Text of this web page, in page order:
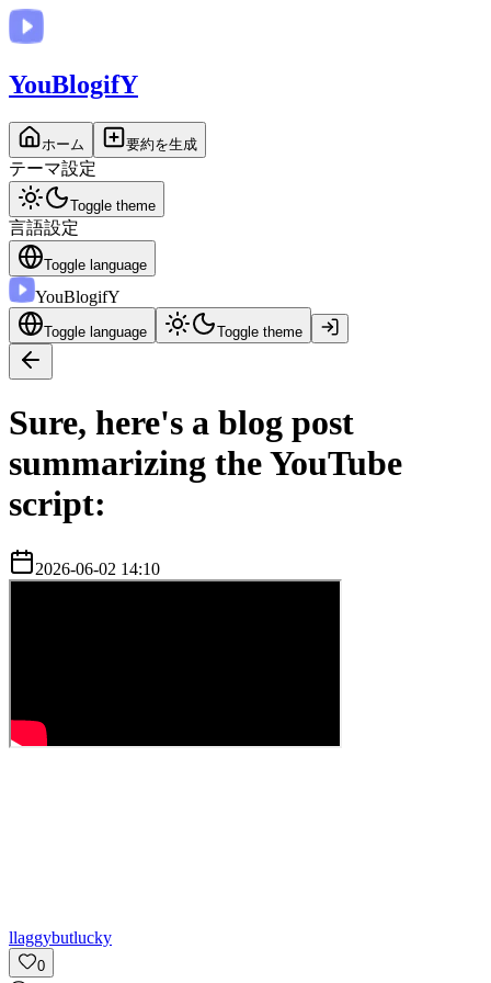
YouBlogifY
ホーム 要約を生成
テーマ設定
Toggle theme
言語設定
Toggle language
YouBlogifY
Toggle language Toggle theme
Sure, here's a blog post
summarizing the YouTube
script:
2026-06-02 14:10
llaggybutlucky
0